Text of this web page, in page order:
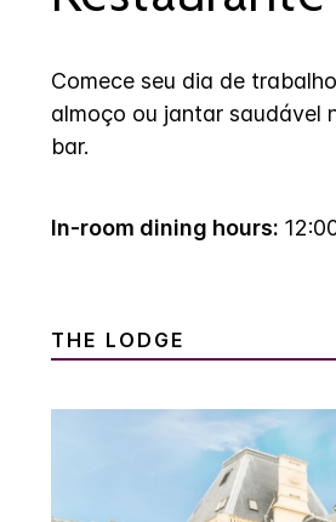
Comece seu dia de
almoço ou jantar saudável
bar.
In-room dining hours:
THE LODGE